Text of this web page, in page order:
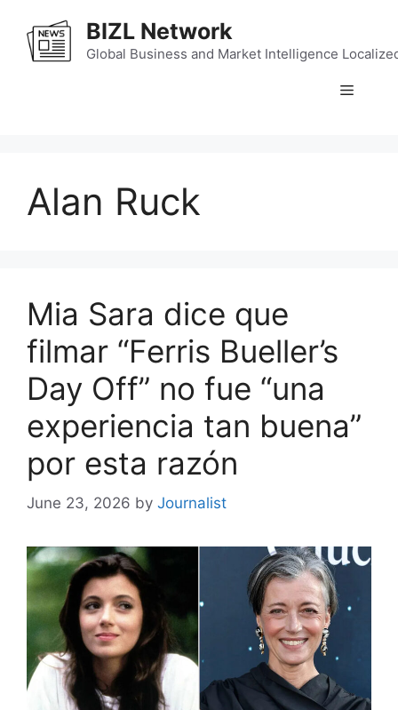
content
BIZL Network
Global Business and Market Intelligence
Menu
Alan Ruck
Mia Sara dice que
filmar “Ferris Bueller’s
Day Off” no fue “una
experiencia tan buena”
por esta razón
June 23, 2026 by Journalist